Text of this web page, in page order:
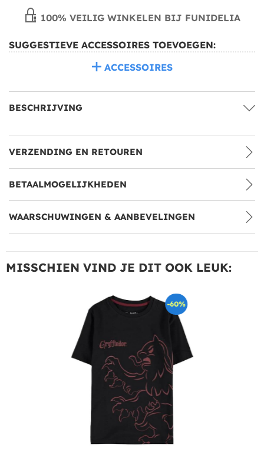
100% VEILIG WINKELEN BIJ FUNIDELIA
SUGGESTIEVE ACCESSOIRES TOEVOEGEN:
ACCESSOIRES
BESCHRIJVING
VERZENDING EN RETOUREN
BETAALMOGELIJKHEDEN
WAARSCHUWINGEN & AANBEVELINGEN
MISSCHIEN VIND JE DIT OOK LEUK:
-60%